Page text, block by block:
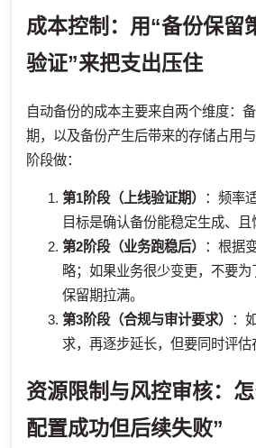
成本控制：用“备份保留
验证”来把支出压住
自动备份的成本主要来自两个维度：
期，以及备份产生后带来的存储占用
阶段做：
第1阶段（上线验证期）
：频率
目标是确认备份能稳定生成、且
第2阶段（业务跑稳后）
：根据
略；如果业务很少变更，不要为
保留期拉满。
第3阶段（合规与审计要求）
：
求，再逐步延长，但要同时评估
资源限制与风控审核：
配置成功但后续失败”